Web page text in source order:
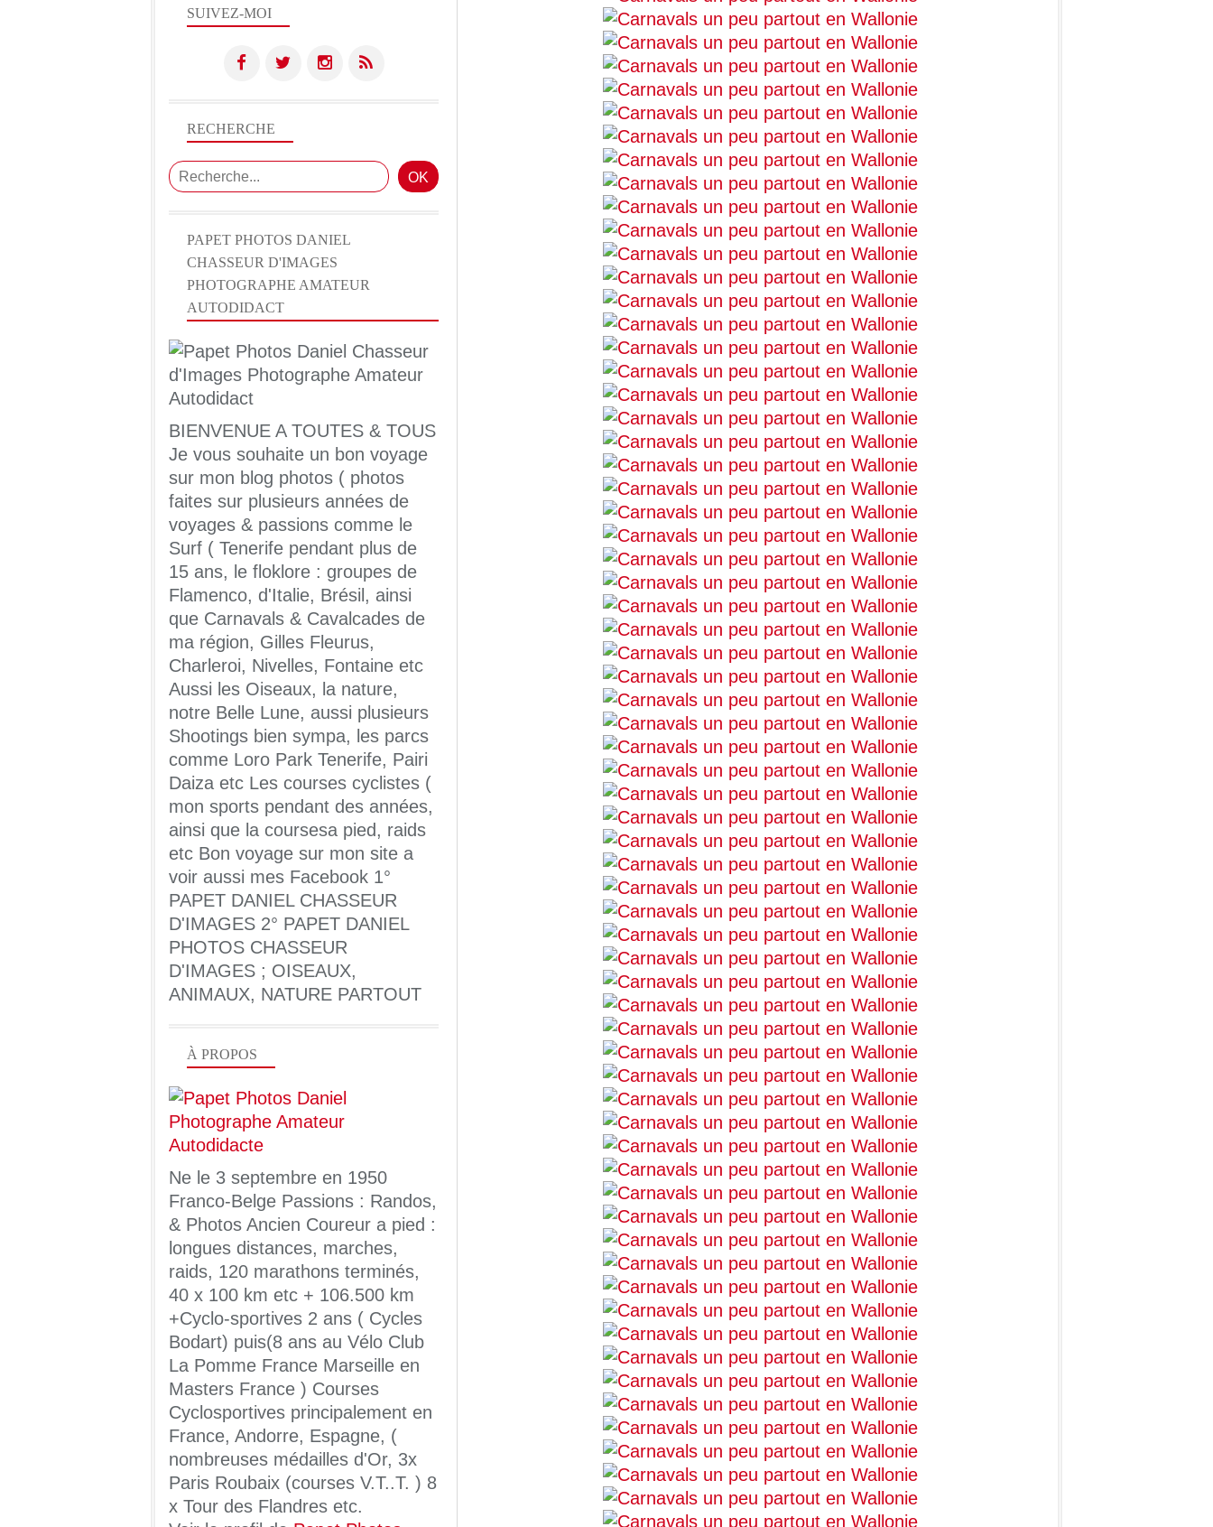
SUIVEZ-MOI
RECHERCHE
PAPET PHOTOS DANIEL
CHASSEUR D'IMAGES
PHOTOGRAPHE AMATEUR
AUTODIDACT
BIENVENUE A TOUTES & TOUS
Je vous souhaite un bon voyage
sur mon blog photos ( photos
faites sur plusieurs années de
voyages & passions comme le
Surf ( Tenerife pendant plus de
15 ans, le floklore : groupes de
Flamenco, d'Italie, Brésil, ainsi
que Carnavals & Cavalcades de
ma région, Gilles Fleurus,
Charleroi, Nivelles, Fontaine etc
Aussi les Oiseaux, la nature,
notre Belle Lune, aussi plusieurs
Shootings bien sympa, les parcs
comme Loro Park Tenerife, Pairi
Daiza etc Les courses cyclistes (
mon sports pendant des années,
ainsi que la coursesa pied, raids
etc Bon voyage sur mon site a
voir aussi mes Facebook 1°
PAPET DANIEL CHASSEUR
D'IMAGES 2° PAPET DANIEL
PHOTOS CHASSEUR
D'IMAGES ; OISEAUX,
ANIMAUX, NATURE PARTOUT
À PROPOS
Ne le 3 septembre en 1950
Franco-Belge Passions : Randos,
& Photos Ancien Coureur a pied :
longues distances, marches,
raids, 120 marathons terminés,
40 x 100 km etc + 106.500 km
+Cyclo-sportives 2 ans ( Cycles
Bodart) puis(8 ans au Vélo Club
La Pomme France Marseille en
Masters France ) Courses
Cyclosportives principalement en
France, Andorre, Espagne, (
nombreuses médailles d'Or, 3x
Paris Roubaix (courses V.T..T. ) 8
x Tour des Flandres etc.